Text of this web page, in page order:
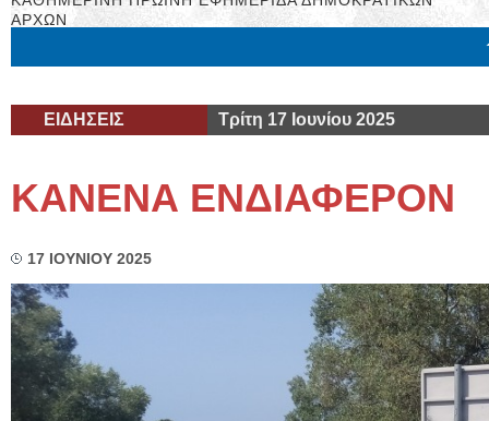
ΑΡΧΩΝ
ΕΙΔΗΣΕΙΣ Τρίτη 17 Ιουνίου 2025
ΚΑΝΕΝΑ ΕΝΔΙΑΦΕΡΟΝ
17 ΙΟΥΝΙΟΥ 2025